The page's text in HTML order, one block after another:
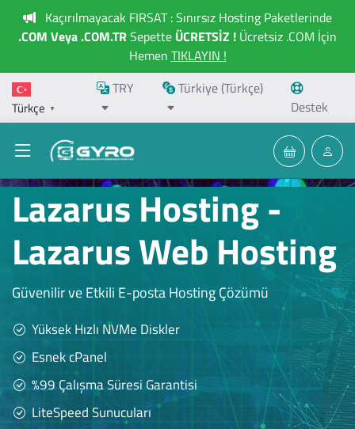
Kaçırılmayacak FIRSAT : Sınırsız Hosting Paketlerinde
.COM Veya .COM.TRSepette ÜCRETSİZ ! Ücretsiz .COM İçin
Hemen TIKLAYIN !
Türkçe ▼
TRY
Türkiye (Türkçe)
Destek
Lazarus Hosting -
Lazarus Web Hosting
Güvenilir ve Etkili E-posta Hosting Çözümü
Yüksek Hızlı NVMe Diskler
Esnek cPanel
%99 Çalışma Süresi Garantisi
LiteSpeed Sunucuları